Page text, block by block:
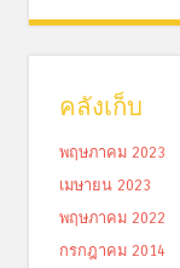
คลังเก็บ
พฤษภาคม 2023
เมษายน 2023
พฤษภาคม 2022
กรกฎาคม 2014